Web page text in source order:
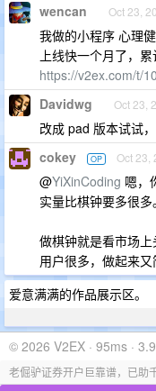
wencan Oct 23,
我做的小程序 心理
上线快一个月了，
https://v2ex.com/t/
Davidwg Oct 23,
改成 pad 版本试试
cokey OP Oct 23,
@YiXinCoding 嗯，
实量比棋钟要多很多。
做棋钟就是看市场
用户很多，做起来
爱意满满的作品展示区。
© 2026 V2EX · 95ms ·
老倔驴证券开户巨靠谱，已助